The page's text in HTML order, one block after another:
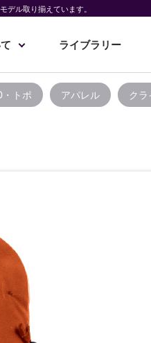
ル取り揃えています。
ライブラリー
・トポ アパレル ク